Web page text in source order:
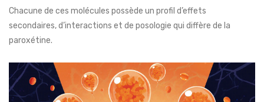
Chacune de ces molécules possède un profil d’effets
secondaires, d’interactions et de posologie qui diffère de la
paroxétine.